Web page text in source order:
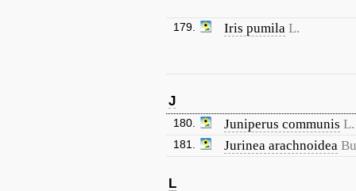
179. Iris pumila L.
J
180. Juniperus communis L.
181. Jurinea arachnoidea
L